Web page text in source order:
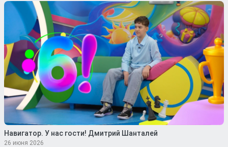
Навигатор. У нас гости! Дмитрий Шанталей
26 июня 2026